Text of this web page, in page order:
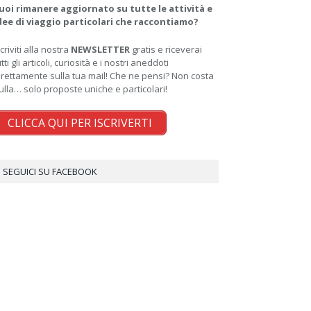
rimanere aggiornato su tutte le attività e
di viaggio particolari che raccontiamo?
alla nostra NEWSLETTER gratis e riceverai
gli articoli, curiosità e i nostri aneddoti
sulla tua mail! Che ne pensi? Non costa
solo proposte uniche e particolari!
CLICCA QUI PER ISCRIVERTI
SEGUICI SU FACEBOOK